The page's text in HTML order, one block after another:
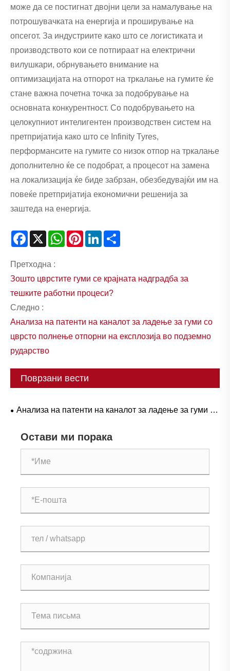
може да се постигнат двојни цели за намалување на
потрошувачката на енергија и проширување на
опсегот. За индустриите како што се логистиката и
производството кои се потпираат на електрични
вилушкари, обрнувањето внимание на
оптимизацијата на отпорот на тркалање на гумите ќе
стане важна почетна точка за подобрување на
основната конкурентност. Со подобрувањето на
целокупниот интелигентен производствен систем на
претпријатија како што се Infinity Tyres,
перформансите на гумите со низок отпор на тркалање
дополнително ќе се подобрат, а процесот на замена
на локализација ќе биде забрзан, обезбедувајќи им на
повеќе претпријатија економични решенија за
заштеда на енергија.
Facebook
X WhatsAppPinterestLinkedIn
Претходна :
Зошто цврстите гуми се крајната надградба за
тешките работни процеси?
Следно :
Анализа на патенти на каналот за ладење за гуми со
цврсто полнење отпорни на експлозија во подземно
рударство
Поврзани вести
Анализа на патенти на каналот за ладење за гуми со
рударство
Остави ми порака